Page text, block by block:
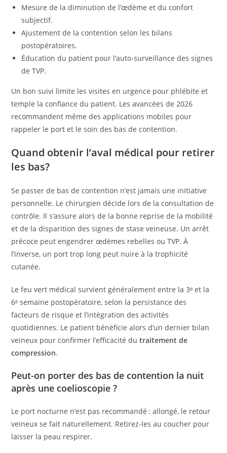
Mesure de la diminution de l’œdème et du confort
subjectif.
Ajustement de la contention selon les bilans
postopératoires.
Éducation du patient pour l’auto-surveillance des signes
de TVP.
Un bon suivi limite les visites en urgence pour phlébite et
temple la confiance du patient. Les avancées de 2026
recommandent même des applications mobiles pour
rappeler le port et le soin des bas de contention.
Quand obtenir l’aval médical pour retirer
les bas?
Se passer de bas de contention n’est jamais une initiative
personnelle. Le chirurgien décide lors de la consultation de
contrôle. Il s’assure alors de la bonne reprise de la mobilité
et de la disparition des signes de stase veineuse. Un arrêt
précoce peut engendrer œdèmes rebelles ou TVP. À
l’inverse, un port trop long peut nuire à la trophicité
cutanée.
Le feu vert médical survient généralement entre la 3ᵉ et la
6ᵉ semaine postopératoire, selon la persistance des
facteurs de risque et l’intégration des activités
quotidiennes. Le patient bénéficie alors d’un dernier bilan
veineux pour confirmer l’efficacité dutraitement de
compression.
Peut-on porter des bas de contention la nuit
après une coelioscopie ?
Le port nocturne n’est pas recommandé : allongé, le retour
veineux se fait naturellement. Retirez-les au coucher pour
laisser la peau respirer.